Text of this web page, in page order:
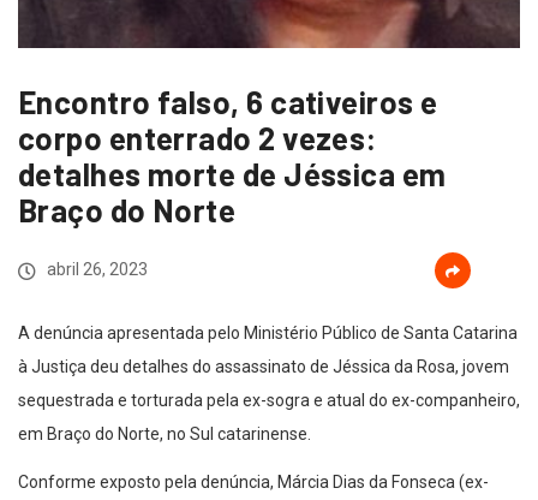
Encontro falso, 6 cativeiros e
corpo enterrado 2 vezes:
detalhes morte de Jéssica em
Braço do Norte
abril 26, 2023
A denúncia apresentada pelo Ministério Público de Santa Catarina
à Justiça deu detalhes do assassinato de Jéssica da Rosa, jovem
sequestrada e torturada pela ex-sogra e atual do ex-companheiro,
em Braço do Norte, no Sul catarinense.
Conforme exposto pela denúncia, Márcia Dias da Fonseca (ex-